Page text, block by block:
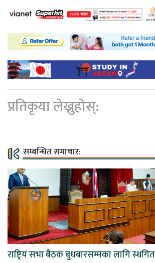
प्रतिकृया लेख्नुहोस्:
सम्बन्धित समाचार:
राष्ट्रिय सभा बैठक बुधबारसम्मका लागि स्थगित